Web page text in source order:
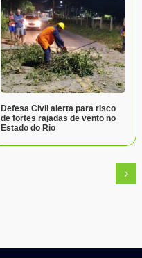
Defesa Civil alerta para risco
de fortes rajadas de vento no
Estado do Rio